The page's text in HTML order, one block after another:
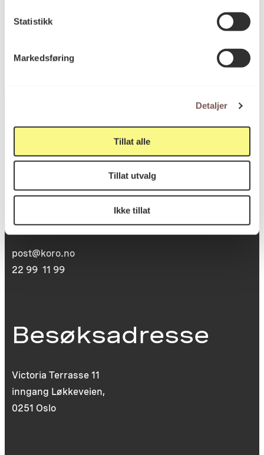
Statistikk
Markedsføring
Detaljer
Tillat alle
Tillat utvalg
Ikke tillat
Reference
Postadresse
Postboks 6994
0130 Oslo
post@koro.no
22 99 11 99
Besøksadresse
Victoria Terrasse 11
inngang Løkkeveien,
0251 Oslo